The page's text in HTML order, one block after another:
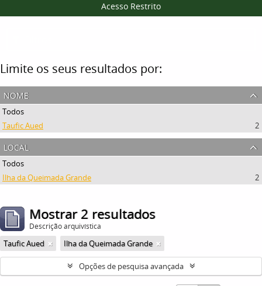
Acesso Restrito
Limite os seus resultados por:
nome
Todos
Taufic Aued
2
local
Todos
Ilha da Queimada Grande
2
Mostrar 2 resultados
Descrição arquivística
Taufic Aued Ilha da Queimada Grande
Opções de pesquisa avançada